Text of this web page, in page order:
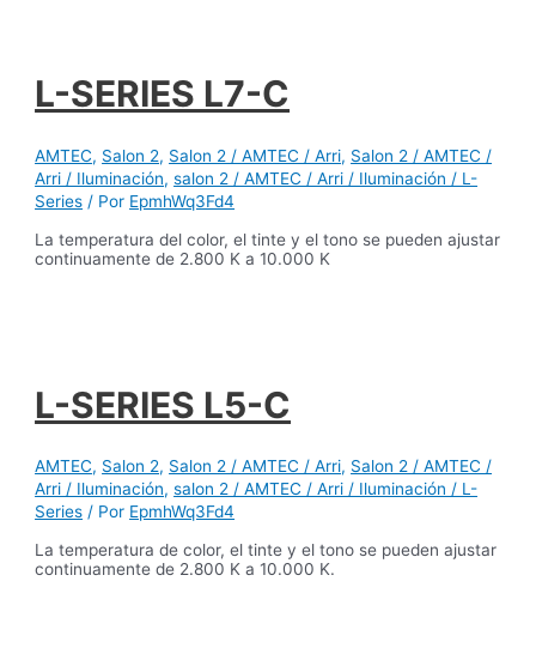
L-SERIES L7-C
AMTEC, Salon 2, Salon 2 / AMTEC / Arri, Salon 2 / AMTEC /
Arri / Iluminación,salon 2 / AMTEC / Arri / Iluminación / L-
Series / Por EpmhWq3Fd4
La temperatura del color, el tinte y el tono se pueden ajustar
continuamente de 2.800 K a 10.000 K
L-SERIES L5-C
AMTEC, Salon 2, Salon 2 / AMTEC / Arri, Salon 2 / AMTEC /
Arri / Iluminación,salon 2 / AMTEC / Arri / Iluminación / L-
Series / Por EpmhWq3Fd4
La temperatura de color, el tinte y el tono se pueden ajustar
continuamente de 2.800 K a 10.000 K.